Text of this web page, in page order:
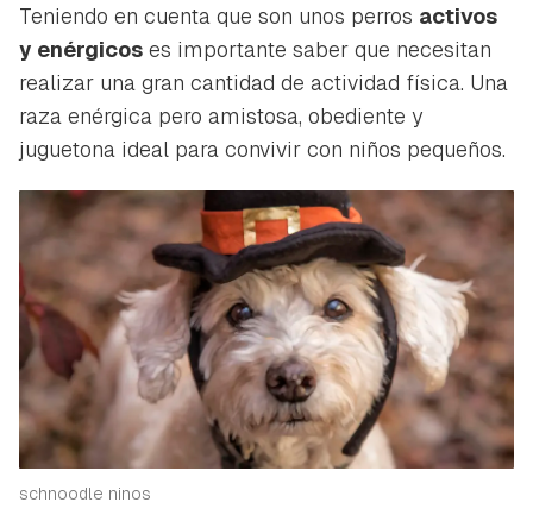
Teniendo en cuenta que son unos perros activos
y enérgicos es importante saber que necesitan
realizar una gran cantidad de actividad física. Una
raza enérgica pero amistosa, obediente y
juguetona ideal para convivir con niños pequeños.
schnoodle ninos